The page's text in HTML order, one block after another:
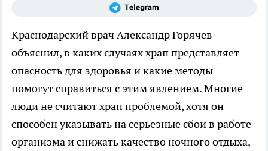
Краснодарский врач Александр Горячев
объяснил, в каких случаях храп представляет
опасность для здоровья и какие методы
помогут справиться с этим явлением. Многие
люди не считают храп проблемой, хотя он
способен указывать на серьезные сбои в работе
организма и снижать качество ночного отдыха,